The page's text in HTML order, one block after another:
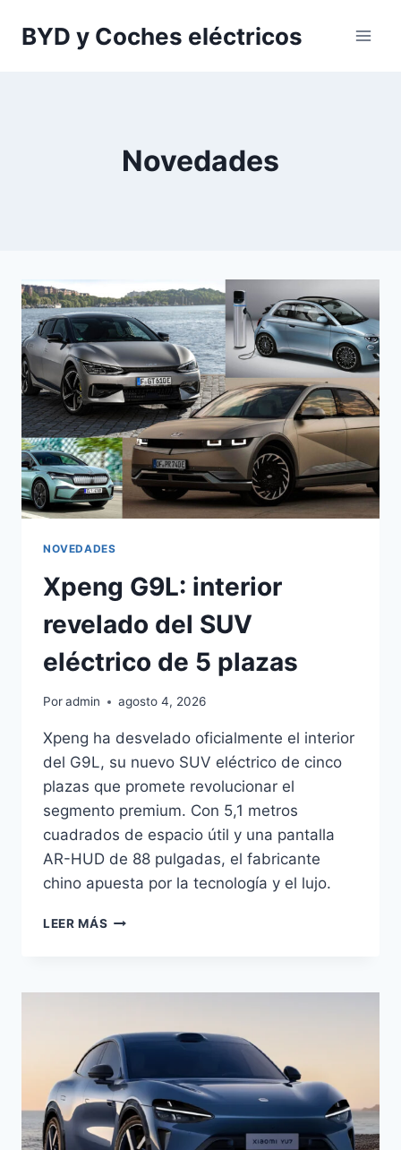
BYD y Coches eléctricos
Novedades
NOVEDADES
Xpeng G9L: interior
revelado del SUV
eléctrico de 5 plazas
Poradmin agosto 4, 2026
Xpeng ha desvelado oficialmente el interior
del G9L, su nuevo SUV eléctrico de cinco
plazas que promete revolucionar el
segmento premium. Con 5,1 metros
cuadrados de espacio útil y una pantalla
AR-HUD de 88 pulgadas, el fabricante
chino apuesta por la tecnología y el lujo.
LEER MÁS XPENG
DEL
ELÉCTRICO
DE
5
PLAZAS